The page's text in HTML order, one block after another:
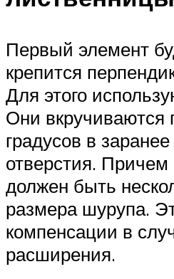
Первый элемент
крепится
Для этого
Они вкручиваются
градусов в
отверстия.
должен быть
размера шурупа.
компенсации в
расширения.